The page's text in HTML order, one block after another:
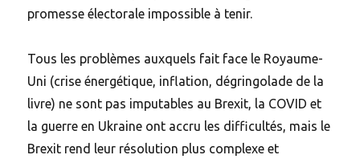
promesse électorale impossible à tenir.
Tous les problèmes auxquels fait face le Royaume-
Uni (crise énergétique, inflation, dégringolade de la
livre) ne sont pas imputables au Brexit, la COVID et
la guerre en Ukraine ont accru les difficultés, mais le
Brexit rend leur résolution plus complexe et